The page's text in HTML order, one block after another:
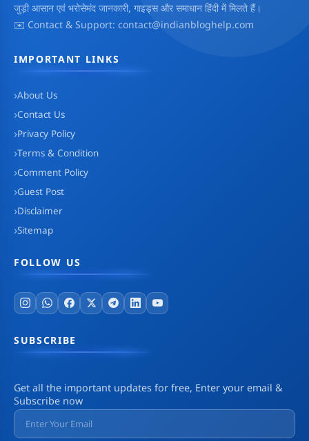
जुड़ी आसान एवं भरोसेमंद जानकारी, गाइड्स और समाधान हिंदी में मिलते हैं।
✉️ Contact & Support: contact@indianbloghelp.com
IMPORTANT LINKS
About Us
Contact Us
Privacy Policy
Terms & Condition
Comment Policy
Guest Post
Disclaimer
Sitemap
FOLLOW US
SUBSCRIBE
Get all the important updates for free, Enter your email &
Subscribe now